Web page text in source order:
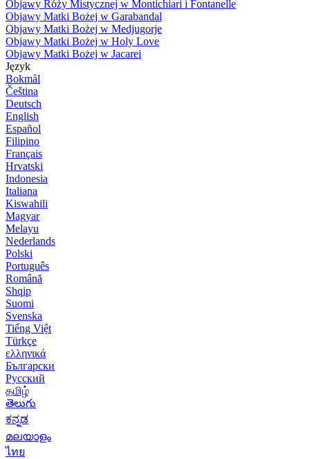
Objawy Róży Mistycznej w Montichiari i Fontanelle
Objawy Matki Bożej w Garabandal
Objawy Matki Bożej w Medjugorje
Objawy Matki Bożej w Holy Love
Objawy Matki Bożej w Jacarei
Język
Bokmål
Čeština
Deutsch
English
Español
Filipino
Français
Hrvatski
Indonesia
Italiana
Kiswahili
Magyar
Melayu
Nederlands
Polski
Português
Română
Shqip
Suomi
Svenska
Tiếng Việt
Türkçe
ελληνικά
Български
Русский
தமிழ்
తెలుగు
ಕನ್ನಡ
മലയാളം
ไทย